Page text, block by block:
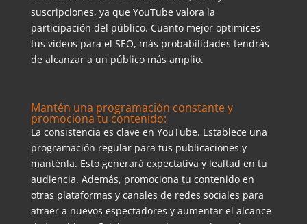
suscripciones, ya que YouTube valora la
participación del público. Cuanto mejor optimices
tus videos para el SEO, más probabilidades tendrás
de alcanzar a un público más amplio.
Mantén una programación constante y
promociona tu contenido:
La consistencia es clave en YouTube. Establece una
programación regular para tus publicaciones y
manténla. Esto generará expectativa y lealtad en tu
audiencia. Además, promociona tu contenido en
otras plataformas y canales de redes sociales para
atraer a nuevos espectadores y aumentar el alcance